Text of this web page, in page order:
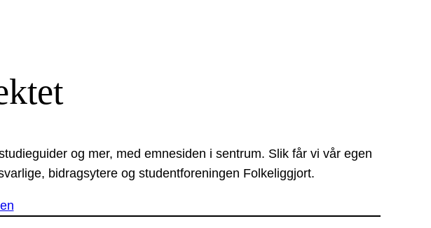
og mer, med emnesiden i sentrum. Slik får vi vår egen
bidragsytere og studentforeningen Folkeliggjort.